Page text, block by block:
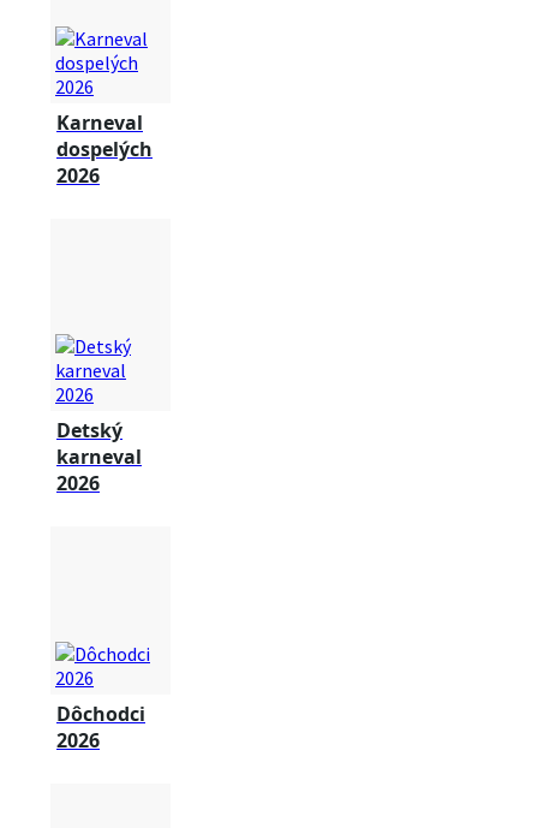
Karneval
dospelých
2026
Detský
karneval
2026
Dôchodci
2026